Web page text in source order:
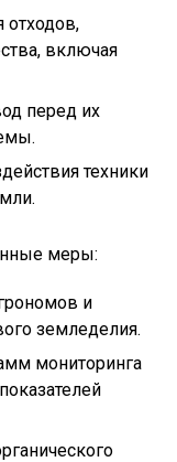
отходов,
включая
перед их
техники
меры:
и
земледелия.
мониторинга